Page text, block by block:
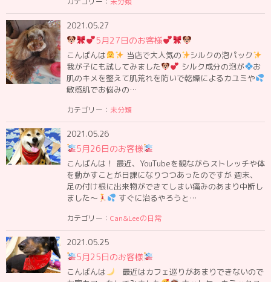
2021.05.27
5月27日のお客様
こんばんは 当店で大人気の
シルクの泡パック
我が子にも試してみました
シルク成分の泡が
お
肌のキメを整えて肌荒れを防いで乾燥によるカユミや
敏感肌でお悩みの…
カテゴリー： 未分類
2021.05.26
5月26日のお客様
こんばんは！ 最近、YouTubeを観ながらストレッチや体
を動かすことが日課になりつつあったのですが 週末、
足の付け根に出来物ができてしまい痛みのあまり中断し
ました〜
すぐに治るやろうと…
カテゴリー： Can&Leeの日常
2021.05.25
5月25日のお客様
こんばんは
最近はカフェ巡りがあまりできないので